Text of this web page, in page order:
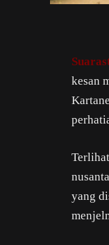
kesan
yang